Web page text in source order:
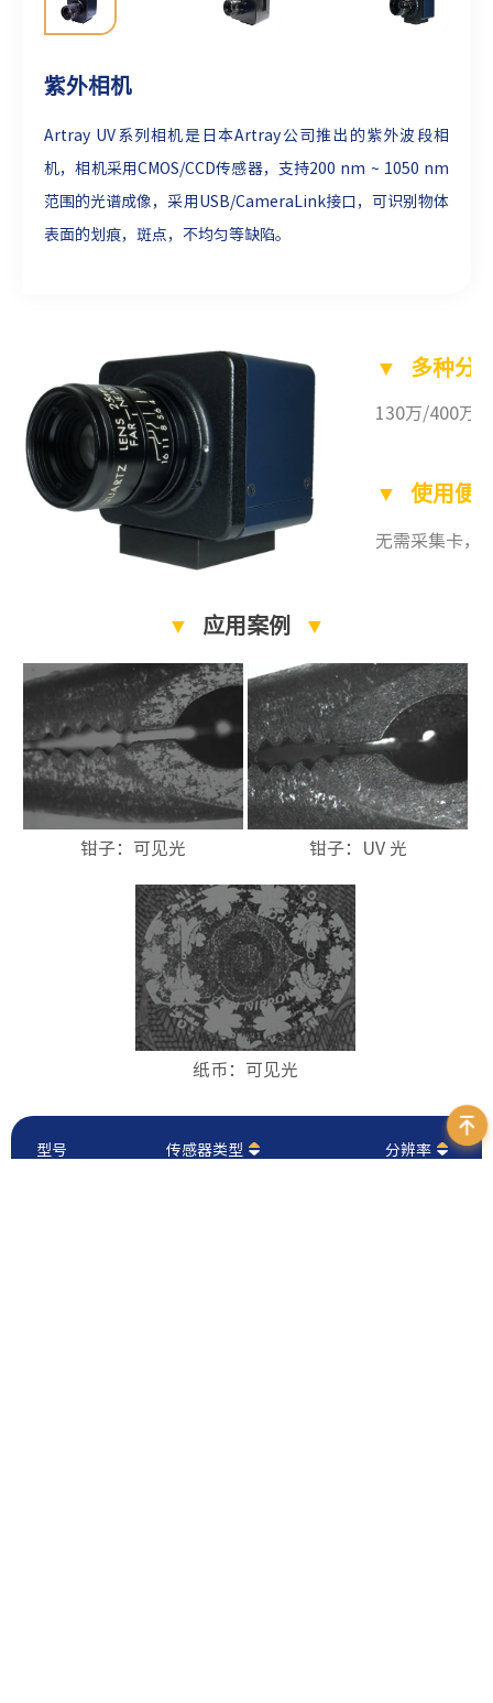
紫外相机
Artray UV系列相机是日本Artray公司推出的紫外波段相
机，相机采用CMOS/CCD传感器，支持200 nm ~ 1050 nm
范围的光谱成像，采用USB/CameraLink接口，可识别物体
表面的划痕，斑点，不均匀等缺陷。
▼ 多种分
130万/400万/
▼ 使用便
无需采集卡，
▼ 应用案例 ▼
钳子：可见光 钳子：UV 光
纸币： 可见光
型号 传感器类型 分辨率